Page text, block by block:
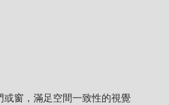
窗，滿足空間一致性的視覺